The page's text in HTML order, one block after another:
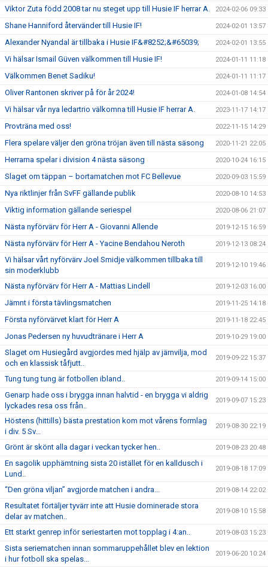
Viktor Zuta född 2008 tar nu steget upp till Husie IF herrar A. 2024-02-06 09:33
Shane Hanniford återvänder till Husie IF! 2024-02-01 13:57
Alexander Nyandal är tillbaka i Husie IF&#8252;&#65039; 2024-02-01 13:55
Vi hälsar Ismail Güven välkommen till Husie IF! 2024-01-11 11:18
Välkommen Benet Sadiku! 2024-01-11 11:17
Oliver Rantonen skriver på för år 2024! 2024-01-08 14:54
Vi hälsar vår nya ledartrio välkomna till Husie IF herrar A. 2023-11-17 14:17
Provträna med oss! 2022-11-15 14:29
Flera spelare väljer den gröna tröjan även till nästa säsong 2020-11-21 22:05
Herrarna spelar i division 4 nästa säsong 2020-10-24 16:15
Slaget om täppan – bortamatchen mot FC Bellevue 2020-09-03 15:59
Nya riktlinjer från SvFF gällande publik 2020-08-10 14:53
Viktig information gällande seriespel 2020-08-06 21:07
Nästa nyförvärv för Herr A - Giovanni Allende 2019-12-15 16:59
Nästa nyförvärv för Herr A - Yacine Bendahou Neroth 2019-12-13 08:24
Vi hälsar vårt nyförvärv Joel Smidje välkommen tillbaka till
sin moderklubb
2019-12-10 19:46
Nästa nyförvärv för Herr A - Mattias Lindell 2019-12-03 16:00
Jämnt i första tävlingsmatchen 2019-11-25 14:18
Första nyförvärvet klart för Herr A 2019-11-18 22:45
Jonas Pedersen ny huvudtränare i Herr A 2019-10-29 19:00
Slaget om Husiegård avgjordes med hjälp av järnvilja, mod
och en klassisk tåfjutt..
2019-09-22 15:37
Tung tung tung är fotbollen ibland.. 2019-09-14 15:00
Genarp hade oss i brygga innan halvtid - en brygga vi aldrig
lyckades resa oss från..
2019-09-07 15:23
Höstens (hittills) bästa prestation kom mot vårens formlag
i div. 5 Sv...
2019-08-30 22:19
Grönt är skönt alla dagar i veckan tycker hen.. 2019-08-23 20:48
En sagolik upphämtning sista 20 istället för en kalldusch i
Lund..
2019-08-18 17:09
“Den gröna viljan” avgjorde matchen i andra... 2019-08-14 22:02
Resultatet förtäljer tyvärr inte att Husie dominerade stora
delar av matchen..
2019-08-10 15:58
Ett starkt genrep inför seriestarten mot topplag i 4:an.. 2019-08-03 15:23
Sista seriematchen innan sommaruppehållet blev en lektion
i hur fotboll ska spelas...
2019-06-20 10:24